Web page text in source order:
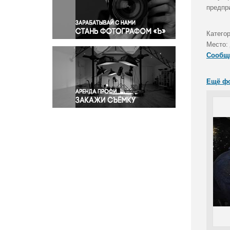
Правосудие
Происшествия и конфликты
Религия
Светская жизнь
Спорт
Экология
Экономика и бизнес
Место:
Ещё